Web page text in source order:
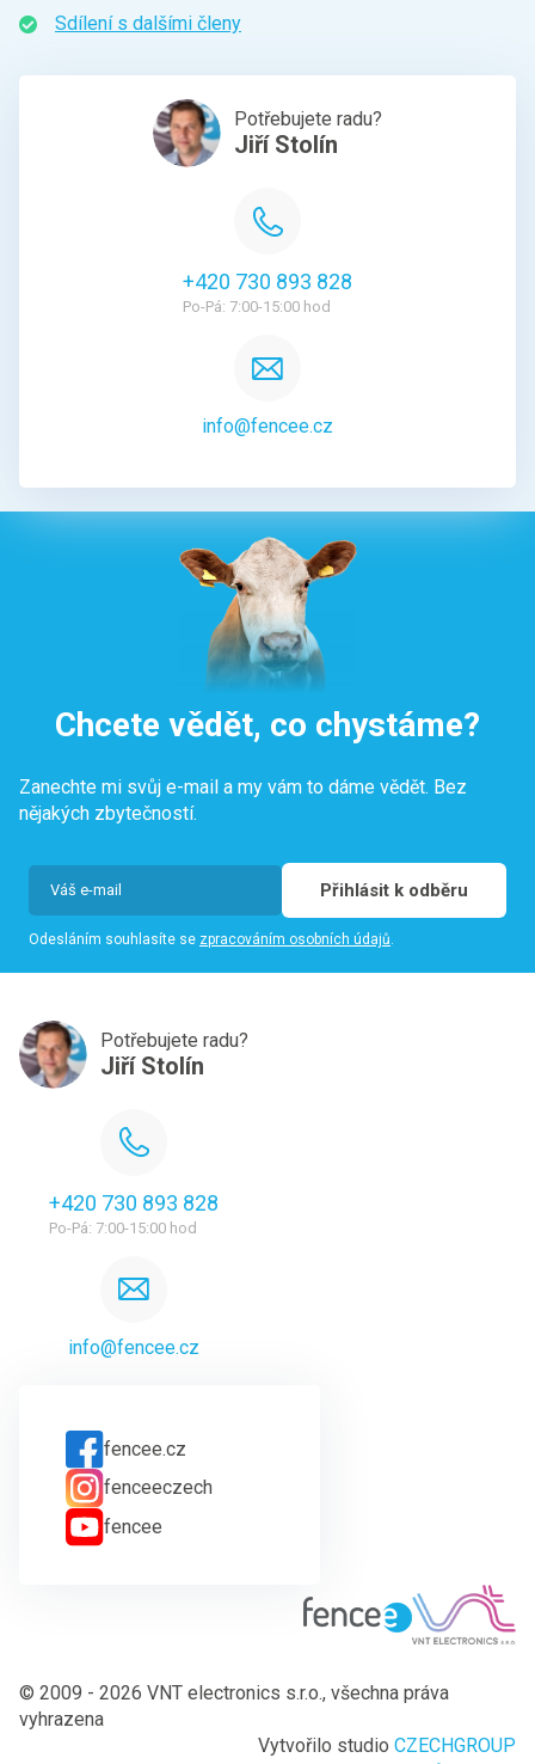
Sdílení s dalšími členy
Potřebujete radu?
Jiří Stolín
+420 730 893 828
Po-Pá: 7:00-15:00 hod
info@fencee.cz
Chcete vědět, co chystáme?
Zanechte mi svůj e-mail a my vám to dáme vědět. Bez
nějakých zbytečností.
Přihlásit k odběru
Odesláním souhlasíte se zpracováním osobních údajů
Potřebujete radu?
Jiří Stolín
+420 730 893 828
Po-Pá: 7:00-15:00 hod
info@fencee.cz
fencee.cz
fenceeczech
fencee
© 2009 - 2026 VNT electronics s.r.o., všechna práva
vyhrazena
Vytvořilo studio CZECHGROUP